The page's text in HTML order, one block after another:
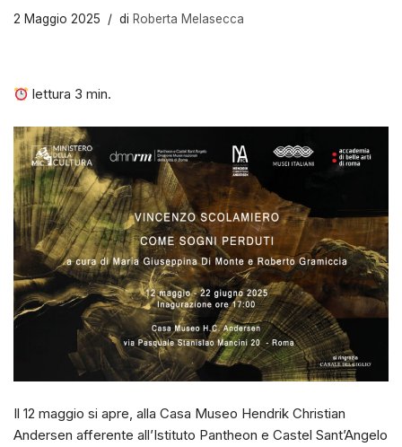
2 Maggio 2025 di Roberta Melasecca
lettura 3 min.
Il 12 maggio si apre, alla Casa Museo Hendrik Christian
Andersen afferente all’Istituto Pantheon e Castel Sant’Angelo